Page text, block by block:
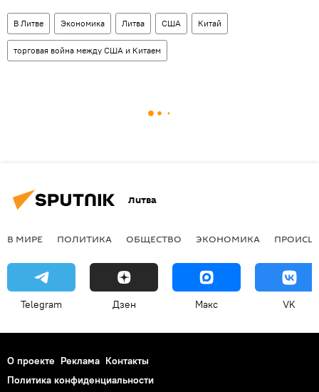
В Литве Экономика Литва США Китай
торговая война между США и Китаем
Литва
В МИРЕ ПОЛИТИКА ОБЩЕСТВО ЭКОНОМИКА
Telegram Дзен Макс VK
О проекте Реклама Контакты
Политика конфиденциальности